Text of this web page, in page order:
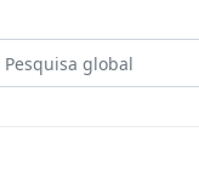
de busca